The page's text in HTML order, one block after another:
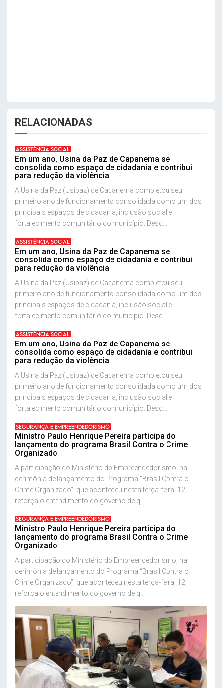
RELACIONADAS
ASSISTÊNCIA SOCIAL
Em um ano, Usina da Paz de Capanema se
consolida como espaço de cidadania e contribui
para redução da violência
A Usina da Paz (Usipaz) de Capanema completou seu
primeiro ano de funcionamento consolidada como um dos
principais espaços de cidadania, inclusão social e
fortalecimento comunitário do município. Desd...
ASSISTÊNCIA SOCIAL
Em um ano, Usina da Paz de Capanema se
consolida como espaço de cidadania e contribui
para redução da violência
A Usina da Paz (Usipaz) de Capanema completou seu
primeiro ano de funcionamento consolidada como um dos
principais espaços de cidadania, inclusão social e
fortalecimento comunitário do município. Desd...
ASSISTÊNCIA SOCIAL
Em um ano, Usina da Paz de Capanema se
consolida como espaço de cidadania e contribui
para redução da violência
A Usina da Paz (Usipaz) de Capanema completou seu
primeiro ano de funcionamento consolidada como um dos
principais espaços de cidadania, inclusão social e
fortalecimento comunitário do município. Desd...
SEGURANÇA E EMPREENDEDORISMO
Ministro Paulo Henrique Pereira participa do
lançamento do programa Brasil Contra o Crime
Organizado
A participação do Ministério do Empreendedorismo, na
cerimônia de lançamento do Programa “Brasil Contra o
Crime Organizado”, que aconteceu nesta terça-feira, 12,
reforça o entendimento do governo de q...
SEGURANÇA E EMPREENDEDORISMO
Ministro Paulo Henrique Pereira participa do
lançamento do programa Brasil Contra o Crime
Organizado
A participação do Ministério do Empreendedorismo, na
cerimônia de lançamento do Programa “Brasil Contra o
Crime Organizado”, que aconteceu nesta terça-feira, 12,
reforça o entendimento do governo de q...